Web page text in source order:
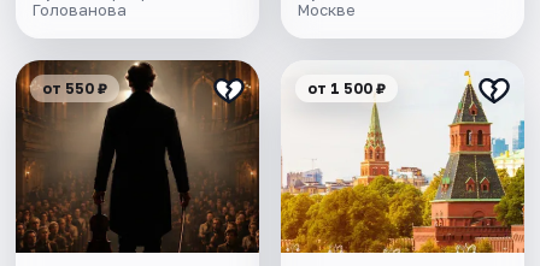
Голованова
Москве
от 550 ₽ от 1 500 ₽